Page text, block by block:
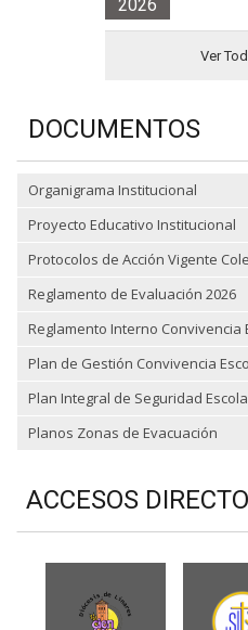
2026
Ver
DOCUMENTOS
Organigrama Institucional
Proyecto Educativo Institucional
Protocolos de Acción Vigente
Reglamento de Evaluación 2026
Reglamento Interno Convivencia
Plan de Gestión Convivencia
Plan Integral de Seguridad
Planos Zonas de Evacuación
ACCESOS